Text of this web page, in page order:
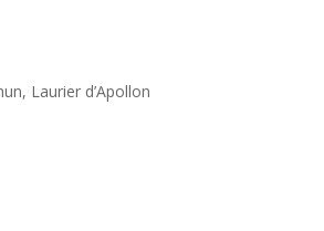
Laurier d’Apollon